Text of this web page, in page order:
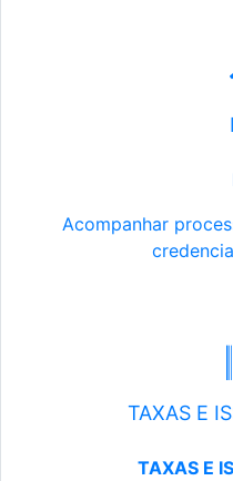
Acompanhar
TAXAS E
TAXAS E